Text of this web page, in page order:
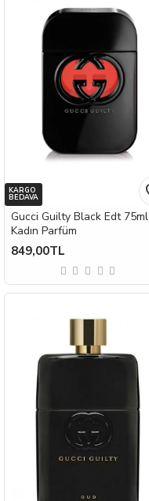
KARGO
BEDAVA
Gucci Guilty Black Edt 75ml
Kadın Parfüm
849,00TL